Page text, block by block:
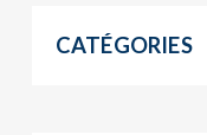
CATÉGORIES